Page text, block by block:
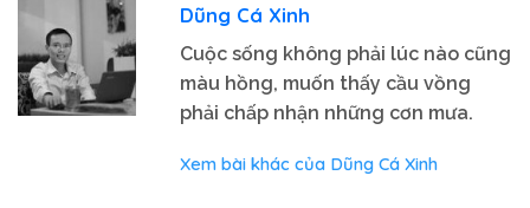
Dũng Cá Xinh
Cuộc sống không phải lúc nào cũng
màu hồng, muốn thấy cầu vồng
phải chấp nhận những cơn mưa.
Xem bài khác của Dũng Cá Xinh